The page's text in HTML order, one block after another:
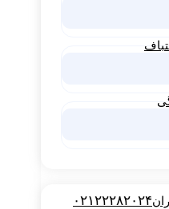
۰۲۱۲۲۲۸۲۰۲۴